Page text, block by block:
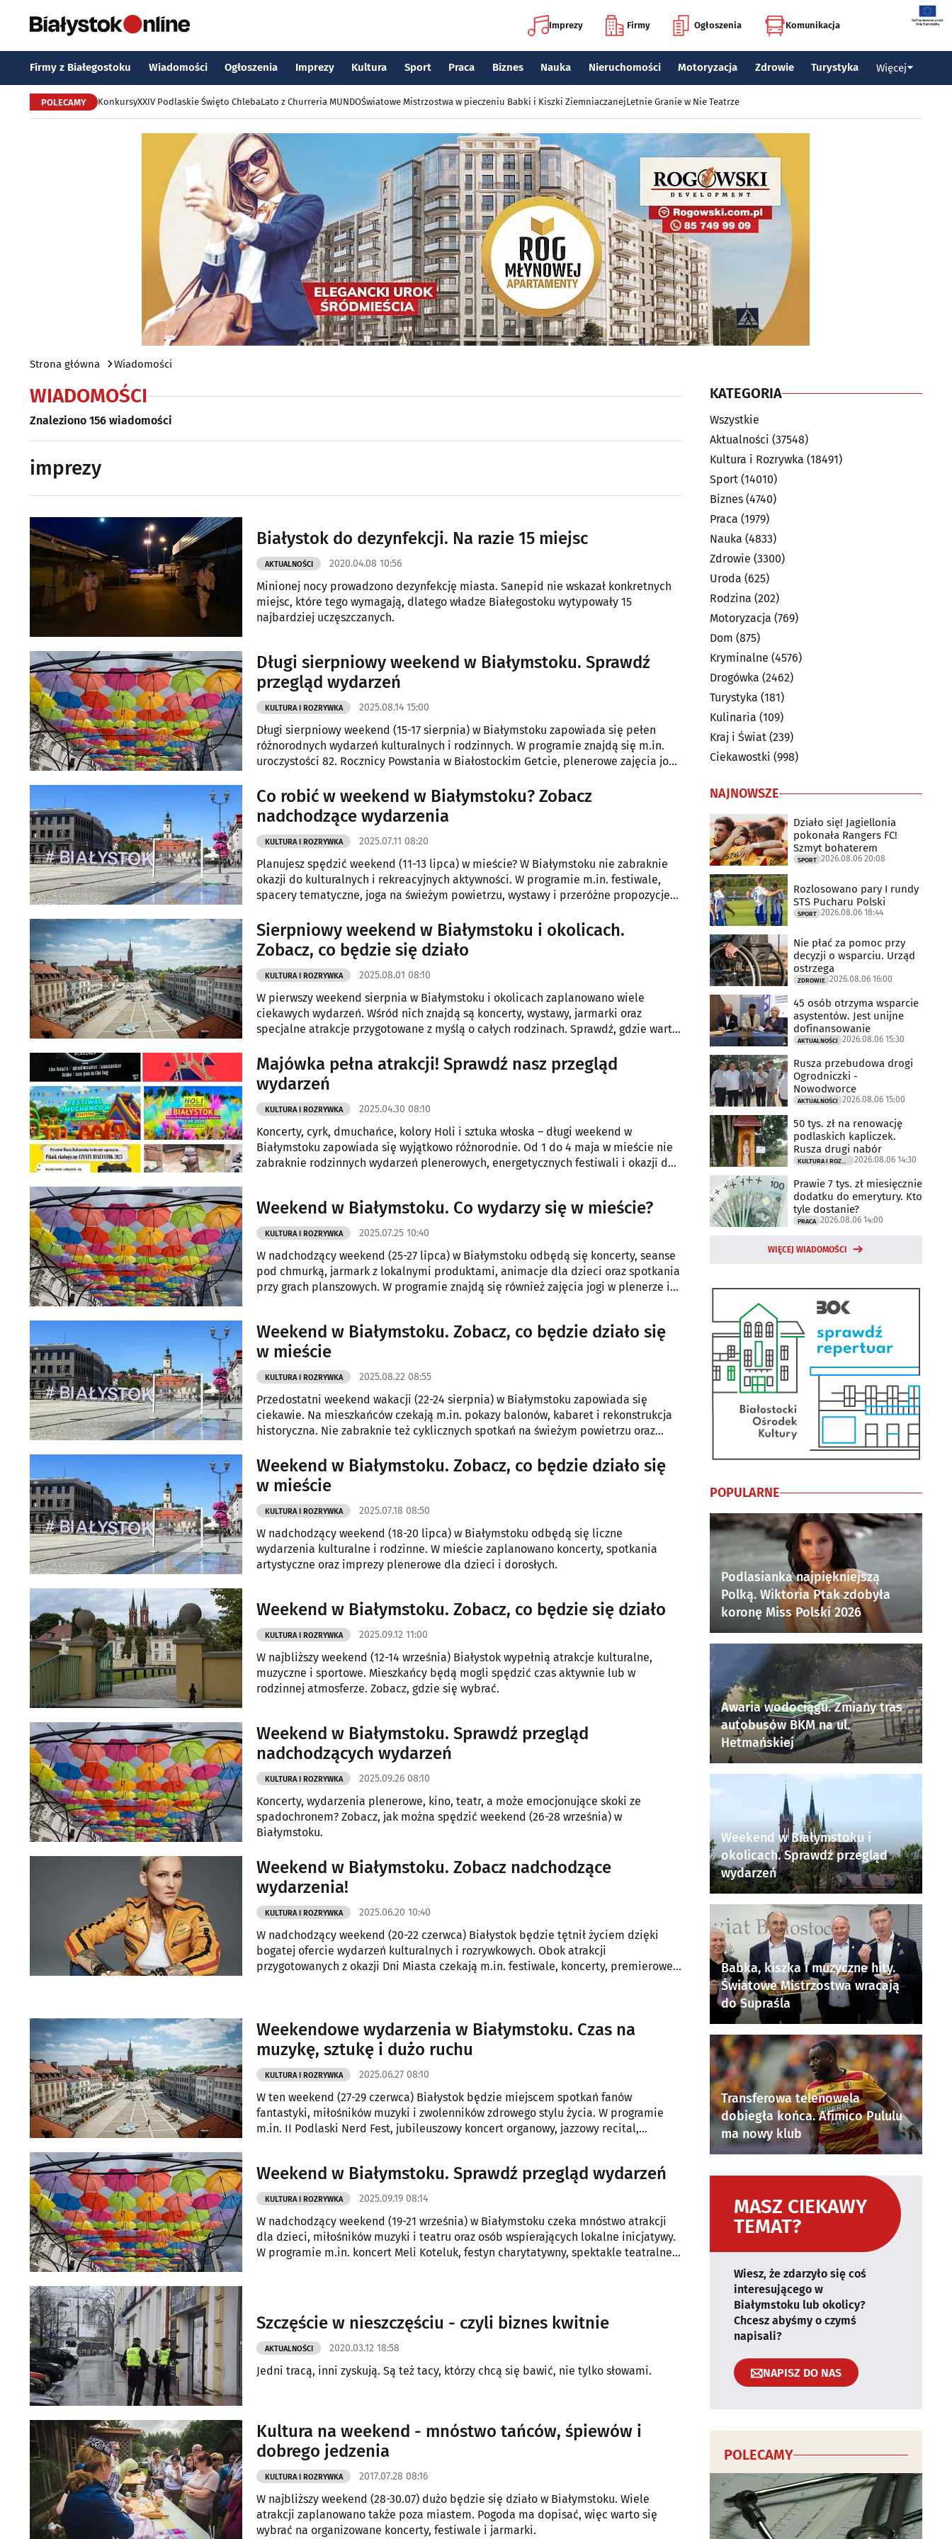
Imprezy Firmy Ogłoszenia Komunikacja
Firmy z Białegostoku Wiadomości Ogłoszenia Imprezy Kultura Sport Praca Biznes Nauka Nieruchomości Motoryzacja Zdrowie Turystyka Więcej
POLECAMY KonkursyXXIV Podlaskie Święto ChlebaLato z Churreria MUNDOŚwiatowe Mistrzostwa w pieczeniu Babki i Kiszki ZiemniaczanejLetnie Granie w Nie Teatrze
Strona główna Wiadomości
WIADOMOŚCI
Znaleziono 156 wiadomości
imprezy
Białystok do dezynfekcji. Na razie 15 miejsc
AKTUALNOŚCI 2020.04.08 10:56
Minionej nocy prowadzono dezynfekcję miasta. Sanepid nie wskazał konkretnych
miejsc, które tego wymagają, dlatego władze Białegostoku wytypowały 15
najbardziej uczęszczanych.
Długi sierpniowy weekend w Białymstoku. Sprawdź
przegląd wydarzeń
KULTURA I ROZRYWKA 2025.08.14 15:00
Długi sierpniowy weekend (15-17 sierpnia) w Białymstoku zapowiada się pełen
różnorodnych wydarzeń kulturalnych i rodzinnych. W programie znajdą się m.in.
uroczystości 82. Rocznicy Powstania w Białostockim Getcie, plenerowe zajęcia jogi,
Co robić w weekend w Białymstoku? Zobacz
nadchodzące wydarzenia
KULTURA I ROZRYWKA 2025.07.11 08:20
Planujesz spędzić weekend (11-13 lipca) w mieście? W Białymstoku nie zabraknie
okazji do kulturalnych i rekreacyjnych aktywności. W programie m.in. festiwale,
spacery tematyczne, joga na świeżym powietrzu, wystawy i przeróżne propozycje
Sierpniowy weekend w Białymstoku i okolicach.
Zobacz, co będzie się działo
KULTURA I ROZRYWKA 2025.08.01 08:10
W pierwszy weekend sierpnia w Białymstoku i okolicach zaplanowano wiele
ciekawych wydarzeń. Wśród nich znajdą są koncerty, wystawy, jarmarki oraz
specjalne atrakcje przygotowane z myślą o całych rodzinach. Sprawdź, gdzie warto
Majówka pełna atrakcji! Sprawdź nasz przegląd
wydarzeń
KULTURA I ROZRYWKA 2025.04.30 08:10
Koncerty, cyrk, dmuchańce, kolory Holi i sztuka włoska – długi weekend w
Białymstoku zapowiada się wyjątkowo różnorodnie. Od 1 do 4 maja w mieście nie
zabraknie rodzinnych wydarzeń plenerowych, energetycznych festiwali i okazji do
Weekend w Białymstoku. Co wydarzy się w mieście?
KULTURA I ROZRYWKA 2025.07.25 10:40
W nadchodzący weekend (25-27 lipca) w Białymstoku odbędą się koncerty, seanse
pod chmurką, jarmark z lokalnymi produktami, animacje dla dzieci oraz spotkania
przy grach planszowych. W programie znajdą się również zajęcia jogi w plenerze i
Weekend w Białymstoku. Zobacz, co będzie działo się
w mieście
KULTURA I ROZRYWKA 2025.08.22 08:55
Przedostatni weekend wakacji (22-24 sierpnia) w Białymstoku zapowiada się
ciekawie. Na mieszkańców czekają m.in. pokazy balonów, kabaret i rekonstrukcja
historyczna. Nie zabraknie też cyklicznych spotkań na świeżym powietrzu oraz
Weekend w Białymstoku. Zobacz, co będzie działo się
w mieście
KULTURA I ROZRYWKA 2025.07.18 08:50
W nadchodzący weekend (18-20 lipca) w Białymstoku odbędą się liczne
wydarzenia kulturalne i rodzinne. W mieście zaplanowano koncerty, spotkania
artystyczne oraz imprezy plenerowe dla dzieci i dorosłych.
Weekend w Białymstoku. Zobacz, co będzie się działo
KULTURA I ROZRYWKA 2025.09.12 11:00
W najbliższy weekend (12-14 września) Białystok wypełnią atrakcje kulturalne,
muzyczne i sportowe. Mieszkańcy będą mogli spędzić czas aktywnie lub w
rodzinnej atmosferze. Zobacz, gdzie się wybrać.
Weekend w Białymstoku. Sprawdź przegląd
nadchodzących wydarzeń
KULTURA I ROZRYWKA 2025.09.26 08:10
Koncerty, wydarzenia plenerowe, kino, teatr, a może emocjonujące skoki ze
spadochronem? Zobacz, jak można spędzić weekend (26-28 września) w
Białymstoku.
Weekend w Białymstoku. Zobacz nadchodzące
wydarzenia!
KULTURA I ROZRYWKA 2025.06.20 10:40
W nadchodzący weekend (20-22 czerwca) Białystok będzie tętnił życiem dzięki
bogatej ofercie wydarzeń kulturalnych i rozrywkowych. Obok atrakcji
przygotowanych z okazji Dni Miasta czekają m.in. festiwale, koncerty, premierowe
Weekendowe wydarzenia w Białymstoku. Czas na
muzykę, sztukę i dużo ruchu
KULTURA I ROZRYWKA 2025.06.27 08:10
W ten weekend (27-29 czerwca) Białystok będzie miejscem spotkań fanów
fantastyki, miłośników muzyki i zwolenników zdrowego stylu życia. W programie
m.in. II Podlaski Nerd Fest, jubileuszowy koncert organowy, jazzowy recital,
Weekend w Białymstoku. Sprawdź przegląd wydarzeń
KULTURA I ROZRYWKA 2025.09.19 08:14
W nadchodzący weekend (19-21 września) w Białymstoku czeka mnóstwo atrakcji
dla dzieci, miłośników muzyki i teatru oraz osób wspierających lokalne inicjatywy.
W programie m.in. koncert Meli Koteluk, festyn charytatywny, spektakle teatralne i
Szczęście w nieszczęściu - czyli biznes kwitnie
AKTUALNOŚCI 2020.03.12 18:58
Jedni tracą, inni zyskują. Są też tacy, którzy chcą się bawić, nie tylko słowami.
Kultura na weekend - mnóstwo tańców, śpiewów i
dobrego jedzenia
KULTURA I ROZRYWKA 2017.07.28 08:16
W najbliższy weekend (28-30.07) dużo będzie się działo w Białymstoku. Wiele
atrakcji zaplanowano także poza miastem. Pogoda ma dopisać, więc warto się
wybrać na organizowane koncerty, festiwale i jarmarki.
KATEGORIA
Wszystkie
Aktualności (37548)
Kultura i Rozrywka (18491)
Sport (14010)
Biznes (4740)
Praca (1979)
Nauka (4833)
Zdrowie (3300)
Uroda (625)
Rodzina (202)
Motoryzacja (769)
Dom (875)
Kryminalne (4576)
Drogówka (2462)
Turystyka (181)
Kulinaria (109)
Kraj i Świat (239)
Ciekawostki (998)
NAJNOWSZE
Działo się! Jagiellonia
pokonała Rangers FC!
Szmyt bohaterem
SPORT 2026.08.06 20:08
Rozlosowano pary I rundy
STS Pucharu Polski
SPORT 2026.08.06 18:44
Nie płać za pomoc przy
decyzji o wsparciu. Urząd
ostrzega
ZDROWIE 2026.08.06 16:00
45 osób otrzyma wsparcie
asystentów. Jest unijne
dofinansowanie
AKTUALNOŚCI 2026.08.06 15:30
Rusza przebudowa drogi
Ogrodniczki -
Nowodworce
AKTUALNOŚCI 2026.08.06 15:00
50 tys. zł na renowację
podlaskich kapliczek.
Rusza drugi nabór
2026.08.06 14:30
Prawie 7 tys. zł miesięcznie
dodatku do emerytury. Kto
tyle dostanie?
PRACA 2026.08.06 14:00
WIĘCEJ WIADOMOŚCI
POPULARNE
Podlasianka najpiękniejszą
Polką. Wiktoria Ptak zdobyła
koronę Miss Polski 2026
Awaria wodociągu. Zmiany tras
autobusów BKM na ul.
Hetmańskiej
Weekend w Białymstoku i
okolicach. Sprawdź przegląd
wydarzeń
Babka, kiszka i muzyczne hity.
Światowe Mistrzostwa wracają
do Supraśla
Transferowa telenowela
dobiegła końca. Afimico Pululu
ma nowy klub
MASZ CIEKAWY
TEMAT?
Wiesz, że zdarzyło się coś
interesującego w
Białymstoku lub okolicy?
Chcesz abyśmy o czymś
napisali?
NAPISZ DO NAS
POLECAMY